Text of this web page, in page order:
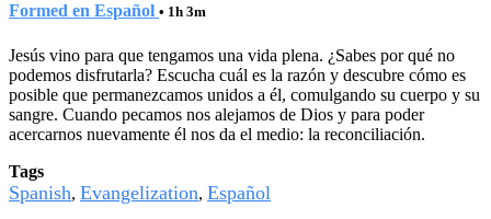
Formed en Español • 1h 3m
Jesús vino para que tengamos una vida plena. ¿Sabes por qué no
podemos disfrutarla? Escucha cuál es la razón y descubre cómo es
posible que permanezcamos unidos a él, comulgando su cuerpo y su
sangre. Cuando pecamos nos alejamos de Dios y para poder
acercarnos nuevamente él nos da el medio: la reconciliación.
Tags
Spanish, Evangelization, Español